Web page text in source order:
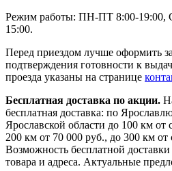
Режим работы: ПН-ПТ 8:00-19:00,
15:00.
Перед приездом лучше оформить
подтверждения готовности к
проезда указаны на странице
Бесплатная доставка по акции.
бесплатная доставка: по
Ярославской области до 100 км от
200 км от 70 000 руб., до 300 км от
Возможность бесплатной
товара и адреса. Актуальные